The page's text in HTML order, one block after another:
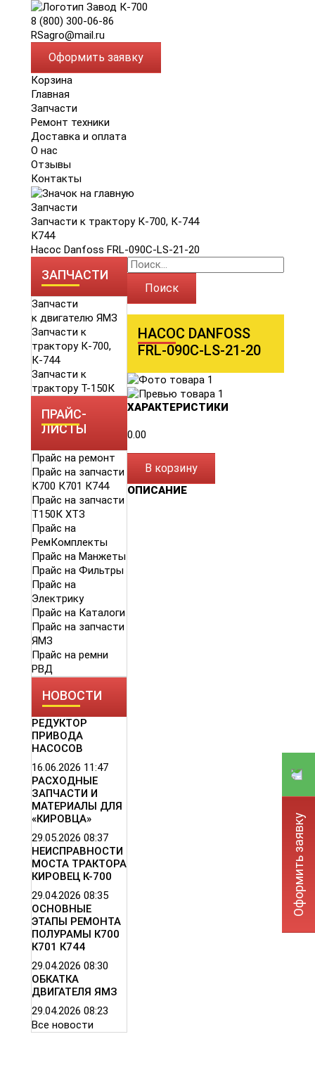
8 (800) 300-06-86
RSagro@mail.ru
Оформить заявку
Корзина
Главная
Запчасти
Ремонт техники
Доставка и оплата
О нас
Отзывы
Контакты
Запчасти
Запчасти к трактору К-700, К-744
К744
Насос Danfoss FRL-090C-LS-21-20
ЗАПЧАСТИ
Запчасти
к двигателю ЯМЗ
Запчасти к
трактору К-700,
К-744
Запчасти к
трактору Т-150К
ПРАЙС-
ЛИСТЫ
Прайс на ремонт
Прайс на запчасти
К700 К701 К744
Прайс на запчасти
Т150К ХТЗ
Прайс на
РемКомплекты
Прайс на Манжеты
Прайс на Фильтры
Прайс на
Электрику
Прайс на Каталоги
Прайс на запчасти
ЯМЗ
Прайс на ремни
РВД
НОВОСТИ
РЕДУКТОР
ПРИВОДА
НАСОСОВ
16.06.2026 11:47
РАСХОДНЫЕ
ЗАПЧАСТИ И
МАТЕРИАЛЫ ДЛЯ
«КИРОВЦА»
29.05.2026 08:37
НЕИСПРАВНОСТИ
МОСТА ТРАКТОРА
КИРОВЕЦ К-700
29.04.2026 08:35
ОСНОВНЫЕ
ЭТАПЫ РЕМОНТА
ПОЛУРАМЫ К700
К701 К744
29.04.2026 08:30
ОБКАТКА
ДВИГАТЕЛЯ ЯМЗ
29.04.2026 08:23
Все новости
Поиск
НАСОС DANFOSS
FRL-090C-LS-21-20
ХАРАКТЕРИСТИКИ
0.00
В корзину
ОПИСАНИЕ
Оформить заявку